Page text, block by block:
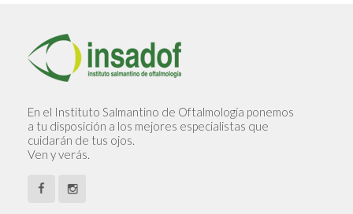
En el Instituto Salmantino de Oftalmología ponemos
a tu disposición a los mejores especialistas que
cuidarán de tus ojos.
Ven y verás.